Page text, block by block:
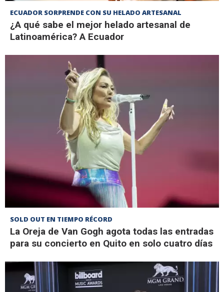
ECUADOR SORPRENDE CON SU HELADO ARTESANAL
¿A qué sabe el mejor helado artesanal de
Latinoamérica? A Ecuador
SOLD OUT EN TIEMPO RÉCORD
La Oreja de Van Gogh agota todas las entradas
para su concierto en Quito en solo cuatro días